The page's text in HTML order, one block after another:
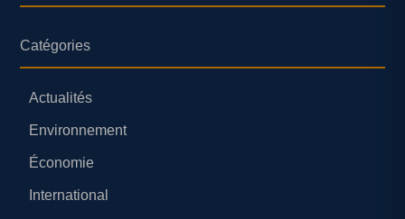
Catégories
Actualités
Environnement
Économie
International